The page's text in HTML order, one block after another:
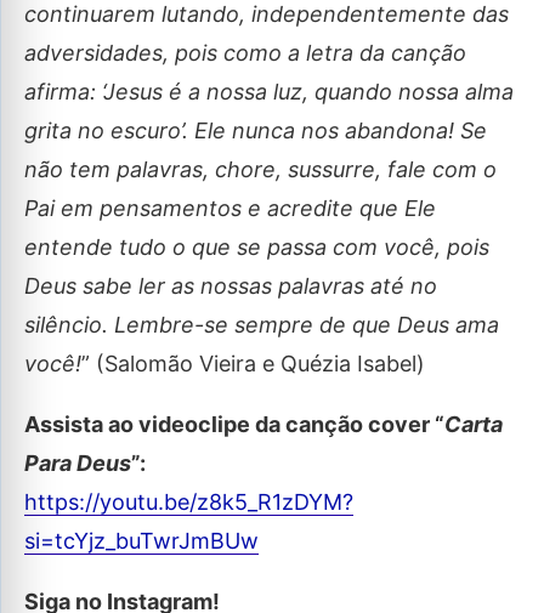
continuarem lutando, independentemente das
adversidades, pois como a letra da canção
afirma: ‘Jesus é a nossa luz, quando nossa alma
grita no escuro’. Ele nunca nos abandona! Se
não tem palavras, chore, sussurre, fale com o
Pai em pensamentos e acredite que Ele
entende tudo o que se passa com você, pois
Deus sabe ler as nossas palavras até no
silêncio. Lembre-se sempre de que Deus ama
você!” (Salomão Vieira e Quézia Isabel)
Assista ao videoclipe da canção cover “Carta
Para Deus”:
https://youtu.be/z8k5_R1zDYM?
si=tcYjz_buTwrJmBUw
Siga no Instagram!